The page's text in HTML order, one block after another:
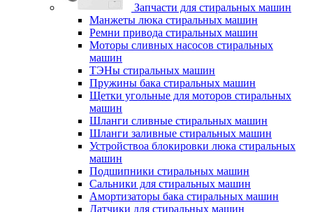
Запчасти для стиральных машин
Манжеты люка стиральных машин
Ремни привода стиральных машин
Моторы сливных насосов стиральных
машин
ТЭНы стиральных машин
Пружины бака стиральных машин
Щетки угольные для моторов стиральных
машин
Шланги сливные стиральных машин
Шланги заливные стиральных машин
Устройствоа блокировки люка стиральных
машин
Подшипники стиральных машин
Сальники для стиральных машин
Амортизаторы бака стиральных машин
Датчики для стиральных машин